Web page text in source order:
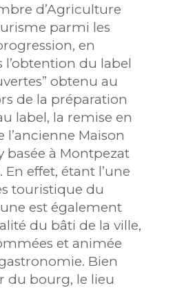
d’Agriculture
parmi les
en
du label
obtenu au
de la préparation
label, la remise en
Maison
basée à Montpezat
effet, étant l’une
touristique du
est également
du bâti de la ville,
et animée
Bien
du bourg, le lieu